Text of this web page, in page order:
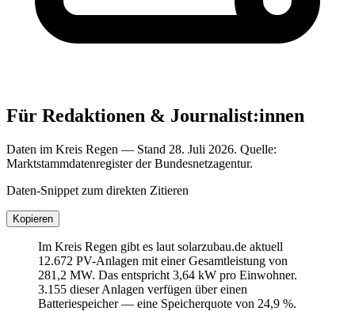
Für Redaktionen & Journalist:innen
Daten im Kreis Regen — Stand 28. Juli 2026. Quelle:
Marktstammdatenregister der Bundesnetzagentur.
Daten-Snippet zum direkten Zitieren
Kopieren
Im Kreis Regen gibt es laut solarzubau.de aktuell
12.672 PV-Anlagen mit einer Gesamtleistung von
281,2 MW. Das entspricht 3,64 kW pro Einwohner.
3.155 dieser Anlagen verfügen über einen
Batteriespeicher — eine Speicherquote von 24,9 %.